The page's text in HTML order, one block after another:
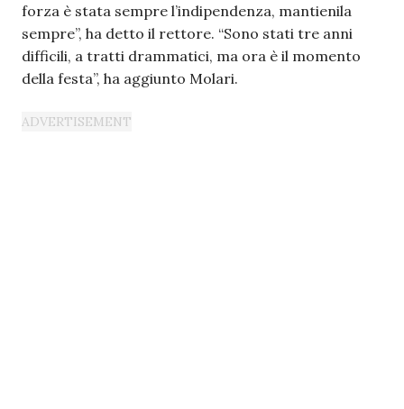
forza è stata sempre l’indipendenza, mantienila
sempre”, ha detto il rettore. “Sono stati tre anni
difficili, a tratti drammatici, ma ora è il momento
della festa”, ha aggiunto Molari.